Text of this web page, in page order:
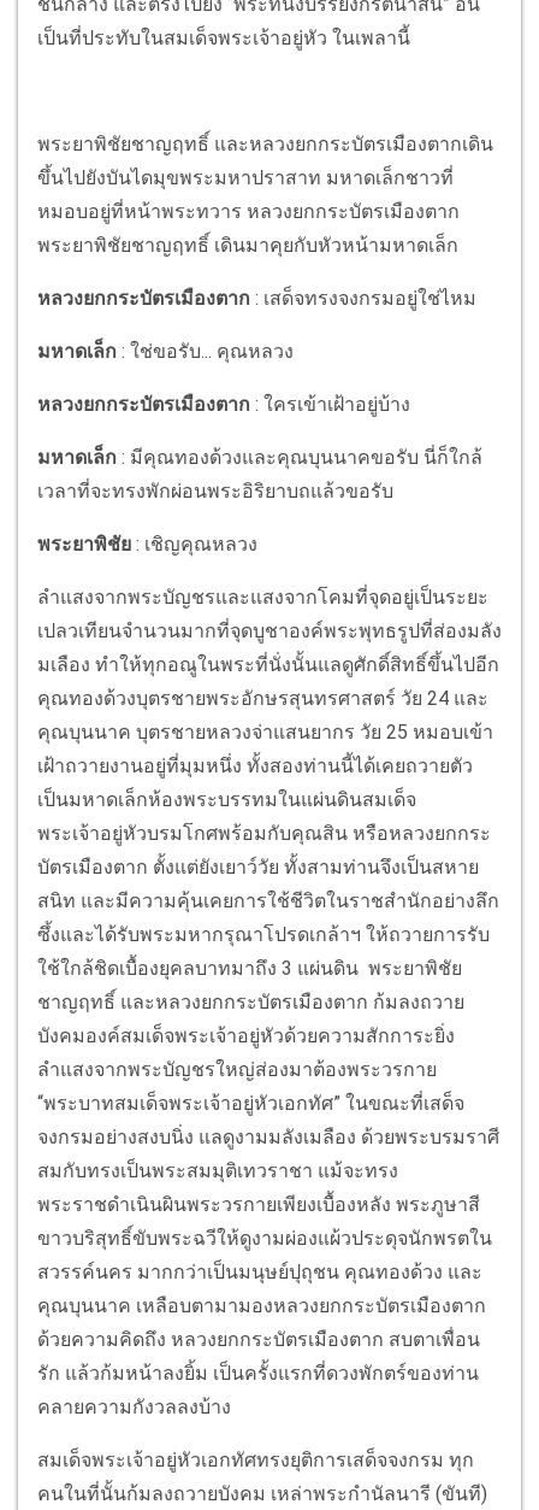
เป็นที่ประทับในสมเด็จพระเจ้าอยู่หัว ในเพลานี้
พระยาพิชัยชาญฤทธิ์ และหลวงยกกระบัตรเมืองตากเดิน
ขึ้นไปยังบันไดมุขพระมหาปราสาท มหาดเล็กชาวที่
หมอบอยู่ที่หน้าพระทวาร หลวงยกกระบัตรเมืองตาก
พระยาพิชัยชาญฤทธิ์ เดินมาคุยกับหัวหน้ามหาดเล็ก
หลวงยกกระบัตรเมืองตาก : เสด็จทรงจงกรมอยู่ใช่ไหม
มหาดเล็ก : ใช่ขอรับ... คุณหลวง
หลวงยกกระบัตรเมืองตาก : ใครเข้าเฝ้าอยู่บ้าง
มหาดเล็ก : มีคุณทองด้วงและคุณบุนนาคขอรับ นี่ก็ใกล้
เวลาที่จะทรงพักผ่อนพระอิริยาบถแล้วขอรับ
พระยาพิชัย : เชิญคุณหลวง
ลำแสงจากพระบัญชรและแสงจากโคมที่จุดอยู่เป็นระยะ
เปลวเทียนจำนวนมากที่จุดบูชาองค์พระพุทธรูปที่ส่องมลัง
มเลือง ทำให้ทุกอณูในพระที่นั่งนั้นแลดูศักดิ์สิทธิ์ขึ้นไปอีก
คุณทองด้วงบุตรชายพระอักษรสุนทรศาสตร์ วัย 24 และ
คุณบุนนาค บุตรชายหลวงจ่าแสนยากร วัย 25 หมอบเข้า
เฝ้าถวายงานอยู่ที่มุมหนึ่ง ทั้งสองท่านนี้ได้เคยถวายตัว
เป็นมหาดเล็กห้องพระบรรทมในแผ่นดินสมเด็จ
พระเจ้าอยู่หัวบรมโกศพร้อมกับคุณสิน หรือหลวงยกกระ
บัตรเมืองตาก ตั้งแต่ยังเยาว์วัย ทั้งสามท่านจึงเป็นสหาย
สนิท และมีความคุ้นเคยการใช้ชีวิตในราชสำนักอย่างลึก
ซึ้งและได้รับพระมหากรุณาโปรดเกล้าฯ ให้ถวายการรับ
ใช้ใกล้ชิดเบื้องยุคลบาทมาถึง 3 แผ่นดิน พระยาพิชัย
ชาญฤทธิ์ และหลวงยกกระบัตรเมืองตาก ก้มลงถวาย
บังคมองค์สมเด็จพระเจ้าอยู่หัวด้วยความสักการะยิ่ง
ลำแสงจากพระบัญชรใหญ่ส่องมาต้องพระวรกาย
“พระบาทสมเด็จพระเจ้าอยู่หัวเอกทัศ” ในขณะที่เสด็จ
จงกรมอย่างสงบนิ่ง แลดูงามมลังเมลือง ด้วยพระบรมราศี
สมกับทรงเป็นพระสมมุติเทวราชา แม้จะทรง
พระราชดำเนินผินพระวรกายเพียงเบื้องหลัง พระภูษาสี
ขาวบริสุทธิ์ขับพระฉวีให้ดูงามผ่องแผ้วประดุจนักพรตใน
สวรรค์นคร มากกว่าเป็นมนุษย์ปุถุชน คุณทองด้วง และ
คุณบุนนาค เหลือบตามามองหลวงยกกระบัตรเมืองตาก
ด้วยความคิดถึง หลวงยกกระบัตรเมืองตาก สบตาเพื่อน
รัก แล้วก้มหน้าลงยิ้ม เป็นครั้งแรกที่ดวงพักตร์ของท่าน
คลายความกังวลลงบ้าง
สมเด็จพระเจ้าอยู่หัวเอกทัศทรงยุติการเสด็จจงกรม ทุก
คนในที่นั้นก้มลงถวายบังคม เหล่าพระกำนัลนารี (ขันที)